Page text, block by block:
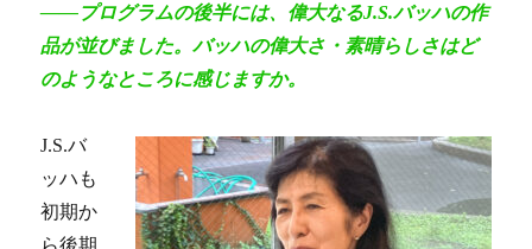
――プログラムの後半には、偉大なるJ.S.バッハの作
品が並びました。バッハの偉大さ・素晴らしさはど
のようなところに感じますか。
J.S.バ
ッハも
初期か
ら後期